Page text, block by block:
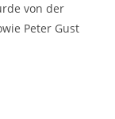
von der
Peter Gust